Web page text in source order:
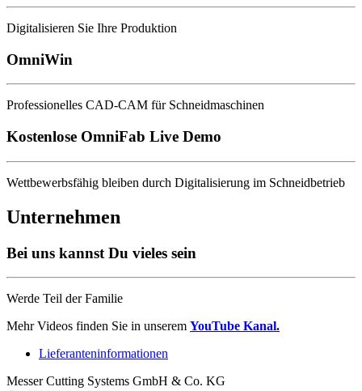
Digitalisieren Sie Ihre Produktion
OmniWin
Professionelles CAD-CAM für Schneidmaschinen
Kostenlose OmniFab Live Demo
Wettbewerbsfähig bleiben durch Digitalisierung im Schneidbetrieb
Unternehmen
Bei uns kannst Du vieles sein
Werde Teil der Familie
Mehr Videos finden Sie in unserem YouTube Kanal.
Lieferanteninformationen
Messer Cutting Systems GmbH & Co. KG